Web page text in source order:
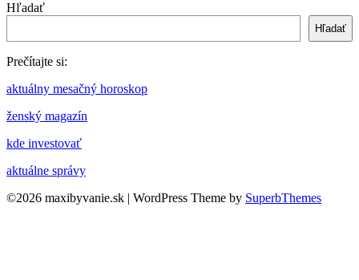
Hľadať
Hľadať
Prečítajte si:
aktuálny mesačný horoskop
ženský magazín
kde investovať
aktuálne správy
©2026 maxibyvanie.sk | WordPress Theme by SuperbThemes